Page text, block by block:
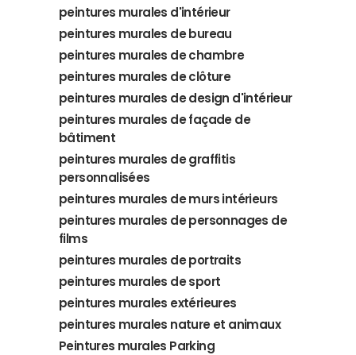
peintures murales d'intérieur
peintures murales de bureau
peintures murales de chambre
peintures murales de clôture
peintures murales de design d'intérieur
peintures murales de façade de
bâtiment
peintures murales de graffitis
personnalisées
peintures murales de murs intérieurs
peintures murales de personnages de
films
peintures murales de portraits
peintures murales de sport
peintures murales extérieures
peintures murales nature et animaux
Peintures murales Parking